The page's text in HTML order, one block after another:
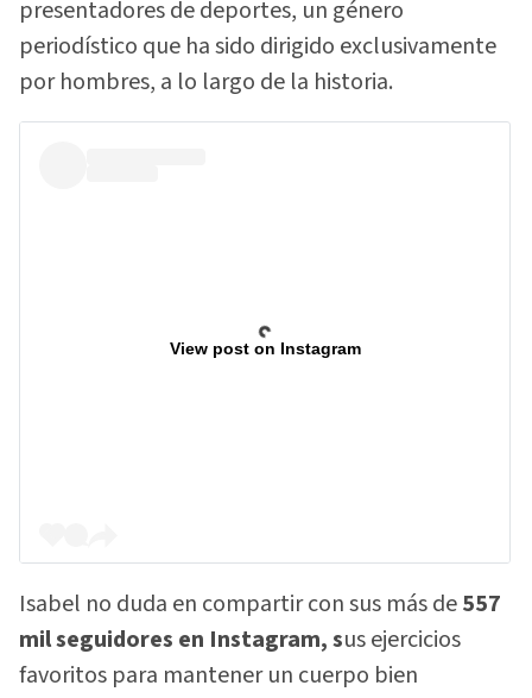
presentadores de deportes, un género
periodístico que ha sido dirigido exclusivamente
por hombres, a lo largo de la historia.
View post on Instagram
Isabel no duda en compartir con sus más de557
mil seguidores en Instagram, sus ejercicios
favoritos para mantener un cuerpo bien